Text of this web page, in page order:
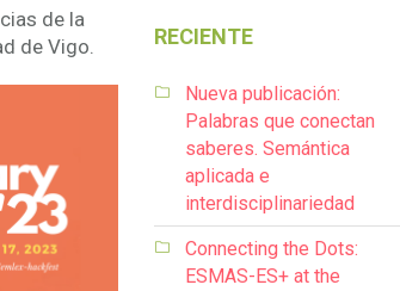
de la
de Vigo.
RECIENTE
Nueva publicación:
Palabras que conectan
saberes. Semántica
aplicada e
interdisciplinariedad
Connecting the Dots:
ESMAS-ES+ at the